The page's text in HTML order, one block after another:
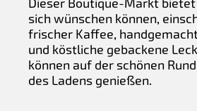
Dieser Boutique-Markt bietet
sich wünschen können,
frischer Kaffee,
und köstliche gebackene
können auf der schönen
des Ladens genießen.